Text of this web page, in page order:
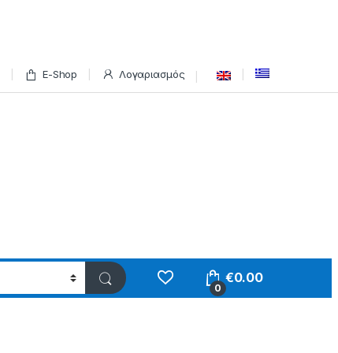
E-Shop Λογαριασμός
0
€0.00